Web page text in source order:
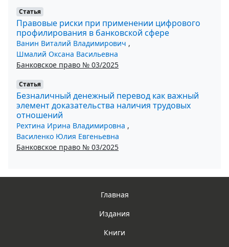
Статья
Правовые риски при применении цифрового
профилирования в банковской сфере
Ванин Виталий Владимирович ,
Шмалий Оксана Васильевна
Банковское право № 03/2025
Статья
Безналичный денежный перевод как важный
элемент доказательства наличия трудовых
отношений
Рехтина Ирина Владимировна ,
Василенко Юлия Евгеньевна
Банковское право № 03/2025
Главная
Издания
Книги